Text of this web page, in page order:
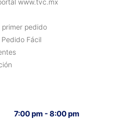
www.tvc.mx
pedido
Fácil
7:00 pm - 8:00 pm